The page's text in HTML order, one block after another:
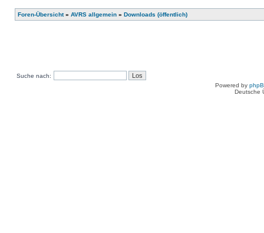
Foren-Übersicht» AVRS allgemein » Downloads (öffentlich)
Suche nach:
Powered by
Deutsche